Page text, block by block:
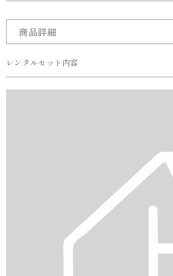
商品詳細
レンタルセット内容